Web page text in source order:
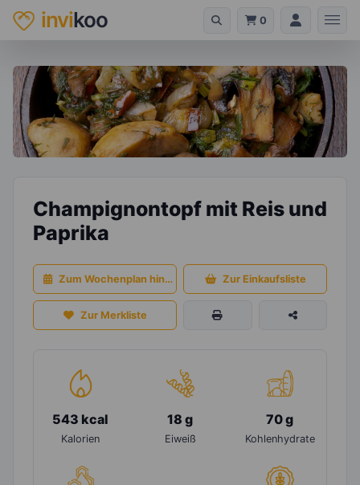
invikoo 0
Champignontopf mit Reis und
Paprika
Zum Wochenplan hinzufügen Zur Einkaufsliste
Zur Merkliste
543 kcal
Kalorien
18 g
Eiweiß
70 g
Kohlenhydrate